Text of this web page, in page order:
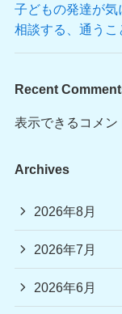
子どもの発達が
相談する、通うこ
Recent
表示できるコメン
Archives
2026年8月
2026年7月
2026年6月